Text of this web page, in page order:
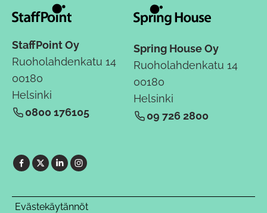
StaffPoint Oy
Ruoholahdenkatu 14
00180
Helsinki
0800 176105
Spring House Oy
Ruoholahdenkatu 14
00180
Helsinki
09 726 2800
Evästekäytännöt